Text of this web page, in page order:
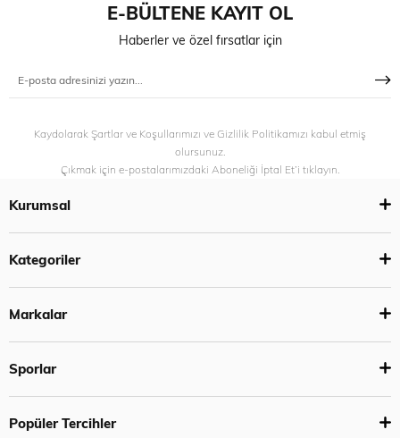
E-BÜLTENE KAYIT OL
Haberler ve özel fırsatlar için
Kaydolarak Şartlar ve Koşullarımızı ve Gizlilik Politikamızı kabul etmiş
olursunuz.
Çıkmak için e-postalarımızdaki Aboneliği İptal Et’i tıklayın.
Kurumsal
Kategoriler
Markalar
Sporlar
Popüler Tercihler